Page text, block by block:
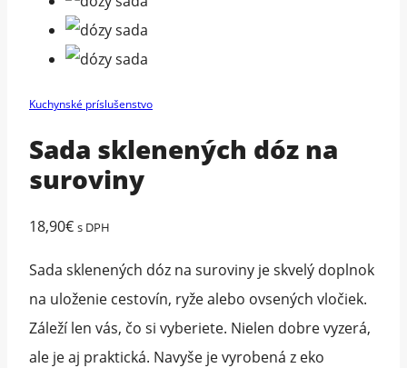
Kuchynské príslušenstvo
Sada sklenených dóz na
suroviny
18,90€ s DPH
Sada sklenených dóz na suroviny je skvelý doplnok
na uloženie cestovín, ryže alebo ovsených vločiek.
Záleží len vás, čo si vyberiete. Nielen dobre vyzerá,
ale je aj praktická. Navyše je vyrobená z eko